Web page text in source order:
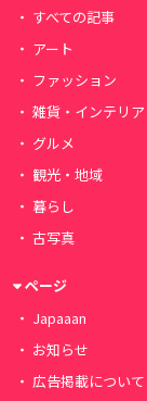
すべての記事
アート
ファッション
雑貨・インテリア
グルメ
観光・地域
暮らし
古写真
ページ
Japaaan
お知らせ
広告掲載について